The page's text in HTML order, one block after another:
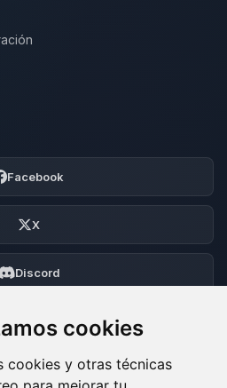
cookies
cookies y otras técnicas
Facebook
X
Discord
Foro